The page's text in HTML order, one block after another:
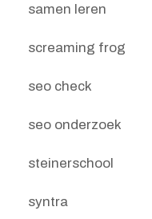
samen leren
screaming frog
seo check
seo onderzoek
steinerschool
syntra